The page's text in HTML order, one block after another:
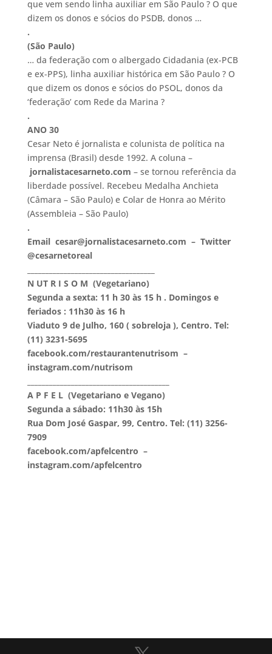
que vem sendo linha auxiliar em São Paulo ? O que
dizem os donos e sócios do PSDB, donos …
.
(São Paulo)
… da federação com o albergado Cidadania (ex-PCB
e ex-PPS), linha auxiliar histórica em São Paulo ? O
que dizem os donos e sócios do PSOL, donos da
‘federação’ com Rede da Marina ?
.
ANO 30
Cesar Neto é jornalista e colunista de política na
imprensa (Brasil) desde 1992. A coluna –
jornalistacesarneto.com – se tornou referência da
liberdade possível. Recebeu Medalha Anchieta
(Câmara – São Paulo) e Colar de Honra ao Mérito
(Assembleia – São Paulo)
.
Email cesar@jornalistacesarneto.com – Twitter
@cesarnetoreal
N UT R I S O M (Vegetariano)
Segunda a sexta: 11 h 30 às 15 h . Domingos e
feriados : 11h30 às 16 h
Viaduto 9 de Julho, 160 ( sobreloja ), Centro. Tel:
(11) 3231-5695
facebook.com/restaurantenutrisom –
instagram.com/nutrisom
A P F E L (Vegetariano e Vegano)
Segunda a sábado: 11h30 às 15h
Rua Dom José Gaspar, 99, Centro. Tel: (11) 3256-
7909
facebook.com/apfelcentro –
instagram.com/apfelcentro